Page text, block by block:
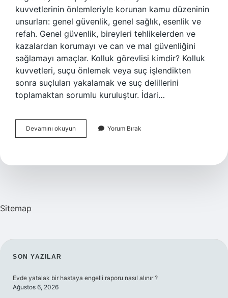
kuvvetlerinin önlemleriyle korunan kamu düzeninin
unsurları: genel güvenlik, genel sağlık, esenlik ve
refah. Genel güvenlik, bireyleri tehlikelerden ve
kazalardan korumayı ve can ve mal güvenliğini
sağlamayı amaçlar. Kolluk görevlisi kimdir? Kolluk
kuvvetleri, suçu önlemek veya suç işlendikten
sonra suçluları yakalamak ve suç delillerini
toplamaktan sorumlu kuruluştur. İdari…
Devamını okuyun Kollukça
Ne
Yorum Bırak
Sitemap
SIDEBAR
SON YAZILAR
Evde yatalak bir hastaya engelli raporu nasıl alınır ?
Ağustos 6, 2026